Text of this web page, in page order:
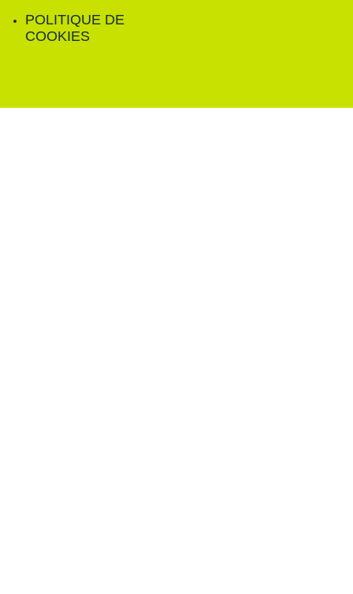
POLITIQUE DE
COOKIES